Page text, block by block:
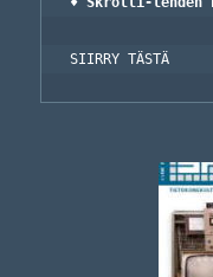
SIIRRY TÄSTÄ